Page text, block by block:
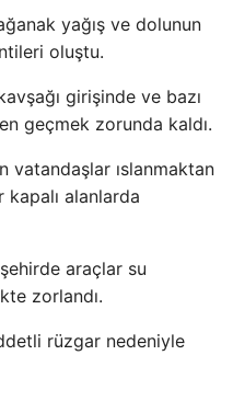
yağış ve dolunun
oluştu.
girişinde ve bazı
geçmek zorunda kaldı.
vatandaşlar ıslanmaktan
kapalı alanlarda
şehirde araçlar su
zorlandı.
rüzgar nedeniyle